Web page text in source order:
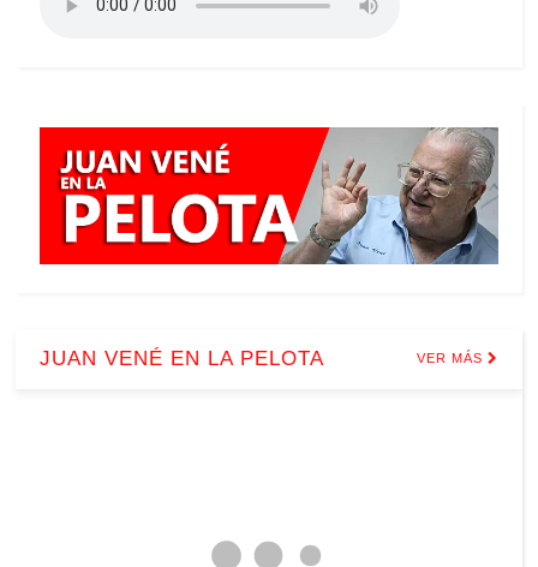
JUAN VENÉ EN LA PELOTA VER MÁS